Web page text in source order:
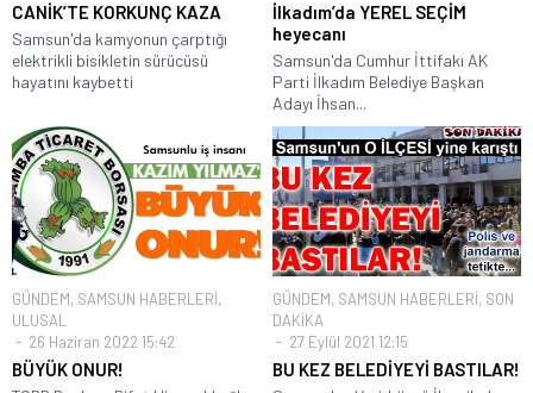
CANİK’TE KORKUNÇ KAZA
Samsun'da kamyonun çarptığı
elektrikli bisikletin sürücüsü
hayatını kaybetti
İlkadım’da YEREL SEÇİM
heyecanı
Samsun'da Cumhur İttifakı AK
Parti İlkadım Belediye Başkan
Adayı İhsan...
GÜNDEM, SAMSUN HABERLERİ,
ULUSAL
26 Haziran 2022 15:42
BÜYÜK ONUR!
GÜNDEM, SAMSUN HABERLERİ, SON
DAKİKA
27 Eylül 2021 12:15
BU KEZ BELEDİYEYİ BASTILAR!